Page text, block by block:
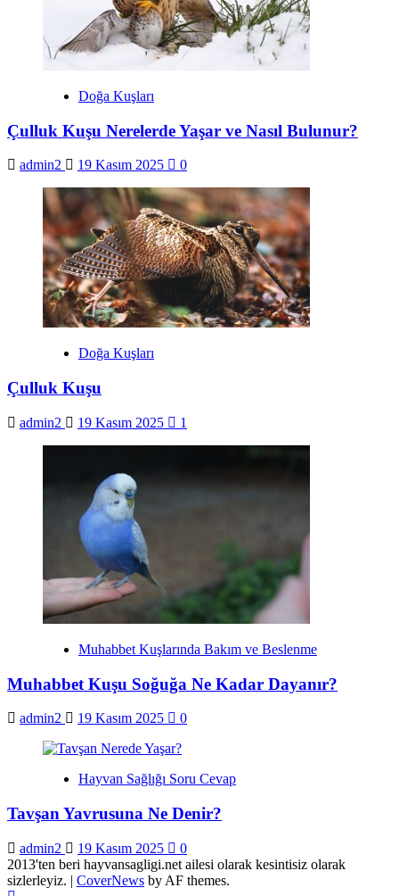
Doğa Kuşları
Çulluk Kuşu Nerelerde Yaşar ve Nasıl Bulunur?
admin2 19 Kasım 2025 0
Doğa Kuşları
Çulluk Kuşu
admin2 19 Kasım 2025 1
Muhabbet Kuşlarında Bakım ve Beslenme
Muhabbet Kuşu Soğuğa Ne Kadar Dayanır?
admin2 19 Kasım 2025 0
Hayvan Sağlığı Soru Cevap
Tavşan Yavrusuna Ne Denir?
admin2 19 Kasım 2025
0
2013'ten beri hayvansagligi.net ailesi olarak kesintisiz olarak
sizlerleyiz. | CoverNews by AF themes.